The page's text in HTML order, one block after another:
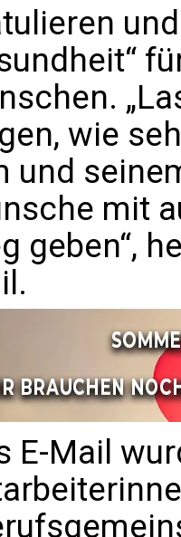
wie
und
mit
geben“,
E-Mail